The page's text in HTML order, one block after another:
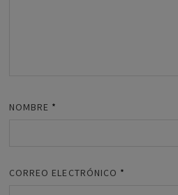
NOMBRE *
CORREO ELECTRÓNICO *